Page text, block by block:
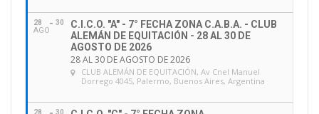
28
AGO
30
C.I.C.O. "A" - 7° FECHA ZONA C.A.B.A. - CLUB
ALEMÁN DE EQUITACIÓN - 28 AL 30 DE
AGOSTO DE 2026
28 AL 30 DE AGOSTO DE 2026
CLUB ALEMÁN DE EQUITACIÓN, Av Cnel Manuel
Dorrego 4045, Palermo, Buenos Aires, Argentina
28 30